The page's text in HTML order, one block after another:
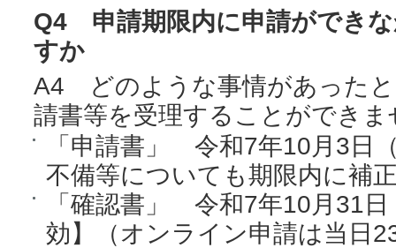
Q4 申請期限内に申請ができ
すか
A4 どのような事情があった
請書等を受理することができま
「申請書」 令和7年10月3
不備等についても期限内に補
「確認書」 令和7年10月
効】（オンライン申請は当日